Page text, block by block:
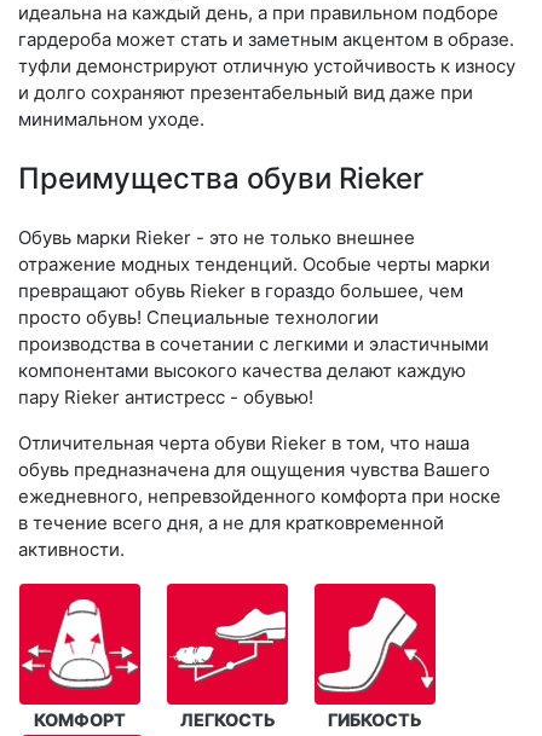
идеальна на каждый день, а при правильном подборе
гардероба может стать и заметным акцентом в образе.
туфли демонстрируют отличную устойчивость к износу
и долго сохраняют презентабельный вид даже при
минимальном уходе.
Преимущества обуви Rieker
Обувь марки Rieker - это не только внешнее
отражение модных тенденций. Особые черты марки
превращают обувь Rieker в гораздо большее, чем
просто обувь! Специальные технологии
производства в сочетании с легкими и эластичными
компонентами высокого качества делают каждую
пару Rieker антистресс - обувью!
Отличительная черта обуви Rieker в том, что наша
обувь предназначена для ощущения чувства Вашего
ежедневного, непревзойденного комфорта при носке
в течение всего дня, а не для кратковременной
активности.
КОМФОРТ ЛЕГКОСТЬ ГИБКОСТЬ